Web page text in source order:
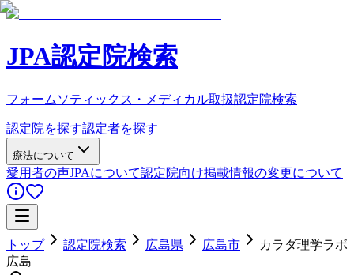
JPA認定院検索
フォームソティックス・メディカル取扱認定院検索
認定院を探す認定者を探す
療法について
愛用者の声JPAについて認定院向け掲載情報の変更について
トップ 認定院検索 広島県 広島市
カラダ理学ラボ
広島